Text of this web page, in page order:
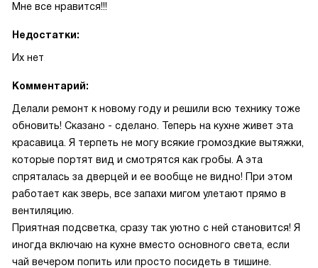
Мне все нравится!!!
Недостатки:
Их нет
Комментарий:
Делали ремонт к новому году и решили всю технику тоже
обновить! Сказано - сделано. Теперь на кухне живет эта
красавица. Я терпеть не могу всякие громоздкие вытяжки,
которые портят вид и смотрятся как гробы. А эта
спряталась за дверцей и ее вообще не видно! При этом
работает как зверь, все запахи мигом улетают прямо в
вентиляцию.
Приятная подсветка, сразу так уютно с ней становится! Я
иногда включаю на кухне вместо основного света, если
чай вечером попить или просто посидеть в тишине.